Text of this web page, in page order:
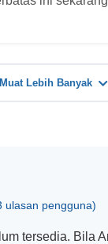
Muat Lebih Banyak
ulasan pengguna)
tersedia. Bila